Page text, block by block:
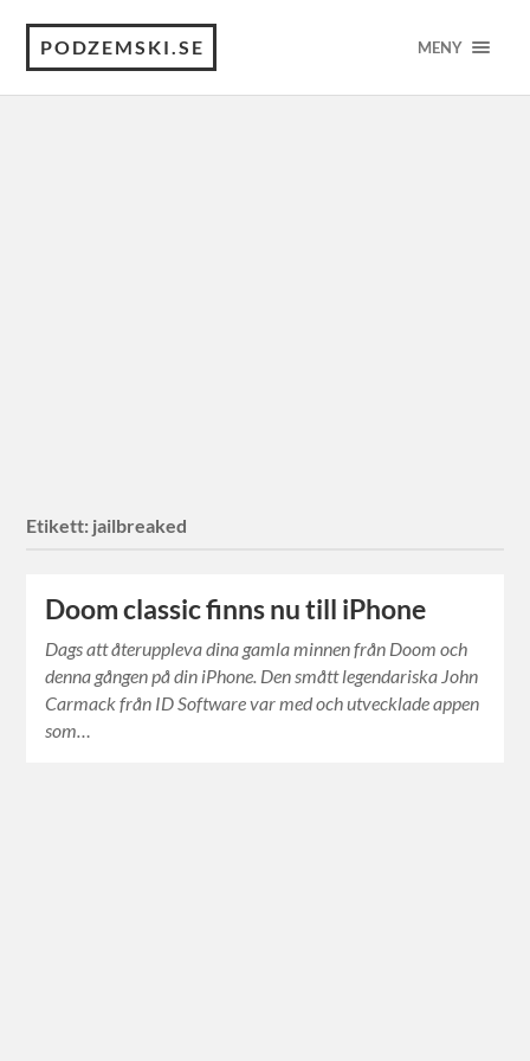
PODZEMSKI.SE MENY
Etikett: jailbreaked
Doom classic finns nu till iPhone
Dags att återuppleva dina gamla minnen från Doom och
denna gången på din iPhone. Den smått legendariska John
Carmack från ID Software var med och utvecklade appen
som…